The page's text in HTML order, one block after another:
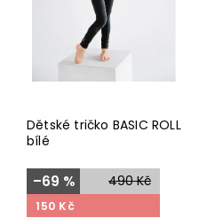
Dětské tričko BASIC ROLL
bílé
490 Kč
–69 %
150 Kč